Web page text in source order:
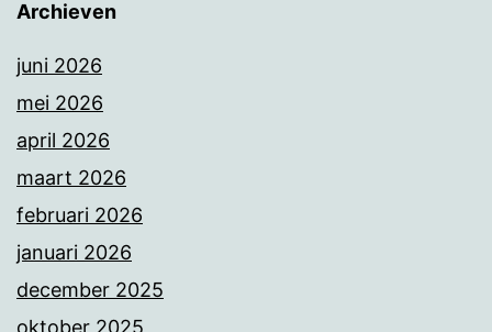
Archieven
juni 2026
mei 2026
april 2026
maart 2026
februari 2026
januari 2026
december 2025